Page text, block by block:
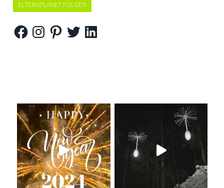
ELTERNPLANET FOLGEN
FacebookInstagramPinterestTwitterLinkedIn